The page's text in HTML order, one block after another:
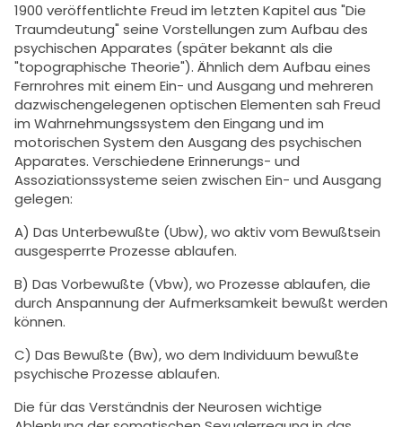
1900 veröffentlichte Freud im letzten Kapitel aus "Die
Traumdeutung" seine Vorstellungen zum Aufbau des
psychischen Apparates (später bekannt als die
"topographische Theorie"). Ähnlich dem Aufbau eines
Fernrohres mit einem Ein- und Ausgang und mehreren
dazwischengelegenen optischen Elementen sah Freud
im Wahrnehmungssystem den Eingang und im
motorischen System den Ausgang des psychischen
Apparates. Verschiedene Erinnerungs- und
Assoziationssysteme seien zwischen Ein- und Ausgang
gelegen:
A) Das Unterbewußte (Ubw), wo aktiv vom Bewußtsein
ausgesperrte Prozesse ablaufen.
B) Das Vorbewußte (Vbw), wo Prozesse ablaufen, die
durch Anspannung der Aufmerksamkeit bewußt werden
können.
C) Das Bewußte (Bw), wo dem Individuum bewußte
psychische Prozesse ablaufen.
Die für das Verständnis der Neurosen wichtige